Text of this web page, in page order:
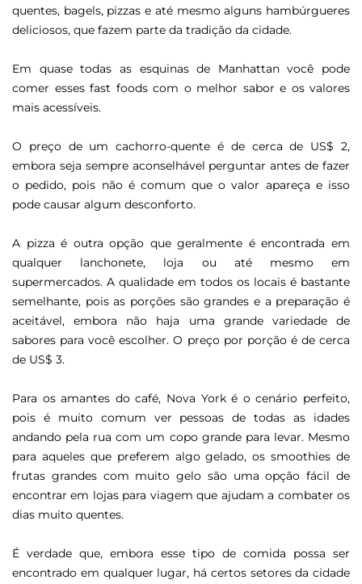
quentes, bagels, pizzas e até mesmo alguns hambúrgueres
deliciosos, que fazem parte da tradição da cidade.
Em quase todas as esquinas de Manhattan você pode
comer esses fast foods com o melhor sabor e os valores
mais acessíveis.
O preço de um cachorro-quente é de cerca de US$ 2,
embora seja sempre aconselhável perguntar antes de fazer
o pedido, pois não é comum que o valor apareça e isso
pode causar algum desconforto.
A pizza é outra opção que geralmente é encontrada em
qualquer lanchonete, loja ou até mesmo em
supermercados. A qualidade em todos os locais é bastante
semelhante, pois as porções são grandes e a preparação é
aceitável, embora não haja uma grande variedade de
sabores para você escolher. O preço por porção é de cerca
de US$ 3.
Para os amantes do café, Nova York é o cenário perfeito,
pois é muito comum ver pessoas de todas as idades
andando pela rua com um copo grande para levar. Mesmo
para aqueles que preferem algo gelado, os smoothies de
frutas grandes com muito gelo são uma opção fácil de
encontrar em lojas para viagem que ajudam a combater os
dias muito quentes.
É verdade que, embora esse tipo de comida possa ser
encontrado em qualquer lugar, há certos setores da cidade